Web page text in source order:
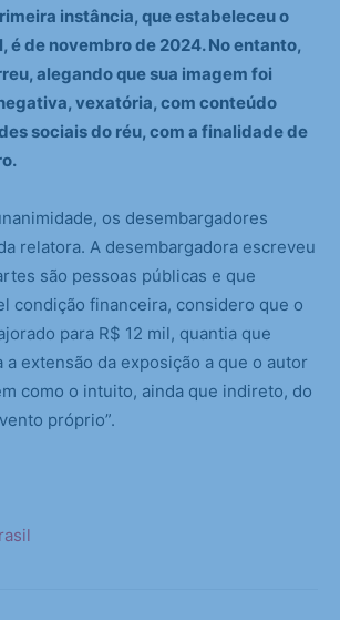
instância, que estabeleceu o
é de novembro de 2024. No entanto,
alegando que sua imagem foi
vexatória, com conteúdo
sociais do réu, com a finalidade de
os desembargadores
relatora. A desembargadora escreveu
são pessoas públicas e que
condição financeira, considero que o
para R$ 12 mil, quantia que
extensão da exposição a que o autor
como o intuito, ainda que indireto, do
próprio”.